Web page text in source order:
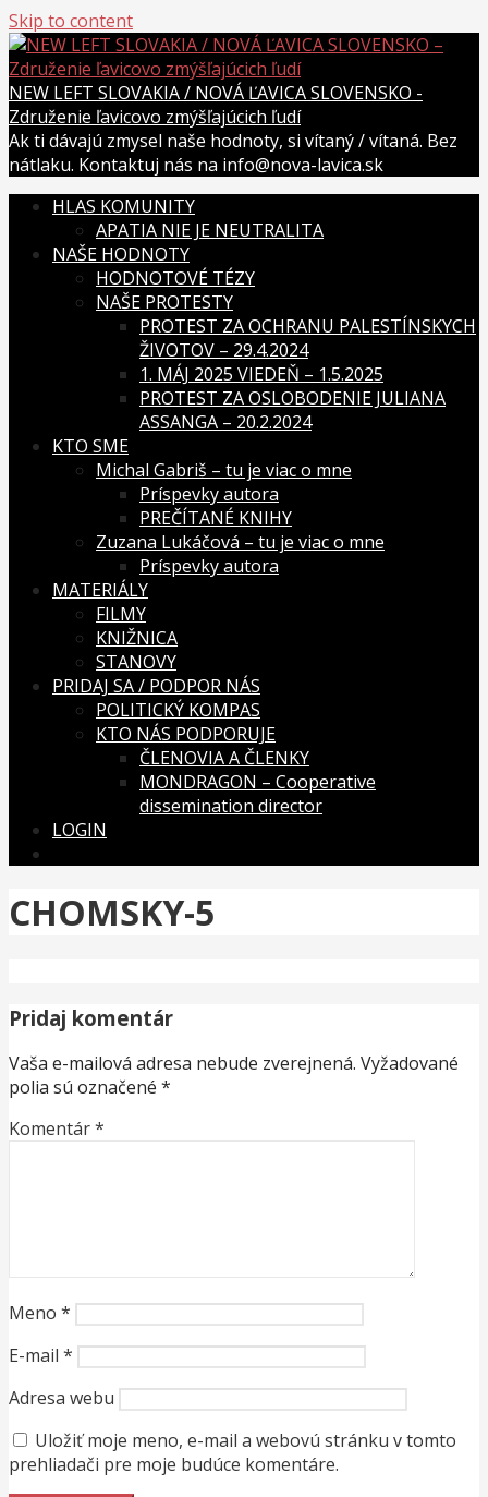
Skip to content
NEW LEFT SLOVAKIA / NOVÁ ĽAVICA SLOVENSKO -
Združenie ľavicovo zmýšľajúcich ľudí
Ak ti dávajú zmysel naše hodnoty, si vítaný / vítaná. Bez
nátlaku. Kontaktuj nás na info@nova-lavica.sk
HLAS KOMUNITY
APATIA NIE JE NEUTRALITA
NAŠE HODNOTY
HODNOTOVÉ TÉZY
NAŠE PROTESTY
PROTEST ZA OCHRANU PALESTÍNSKYCH
ŽIVOTOV – 29.4.2024
1. MÁJ 2025 VIEDEŇ – 1.5.2025
PROTEST ZA OSLOBODENIE JULIANA
ASSANGA – 20.2.2024
KTO SME
Michal Gabriš – tu je viac o mne
Príspevky autora
PREČÍTANÉ KNIHY
Zuzana Lukáčová – tu je viac o mne
Príspevky autora
MATERIÁLY
FILMY
KNIŽNICA
STANOVY
PRIDAJ SA / PODPOR NÁS
POLITICKÝ KOMPAS
KTO NÁS PODPORUJE
ČLENOVIA A ČLENKY
MONDRAGON – Cooperative
dissemination director
LOGIN
CHOMSKY-5
Pridaj komentár
Vaša e-mailová adresa nebude zverejnená. Vyžadované
polia sú označené *
Komentár*
Meno *
E-mail *
Adresa webu
Uložiť moje meno, e-mail a webovú stránku v tomto
prehliadači pre moje budúce komentáre.